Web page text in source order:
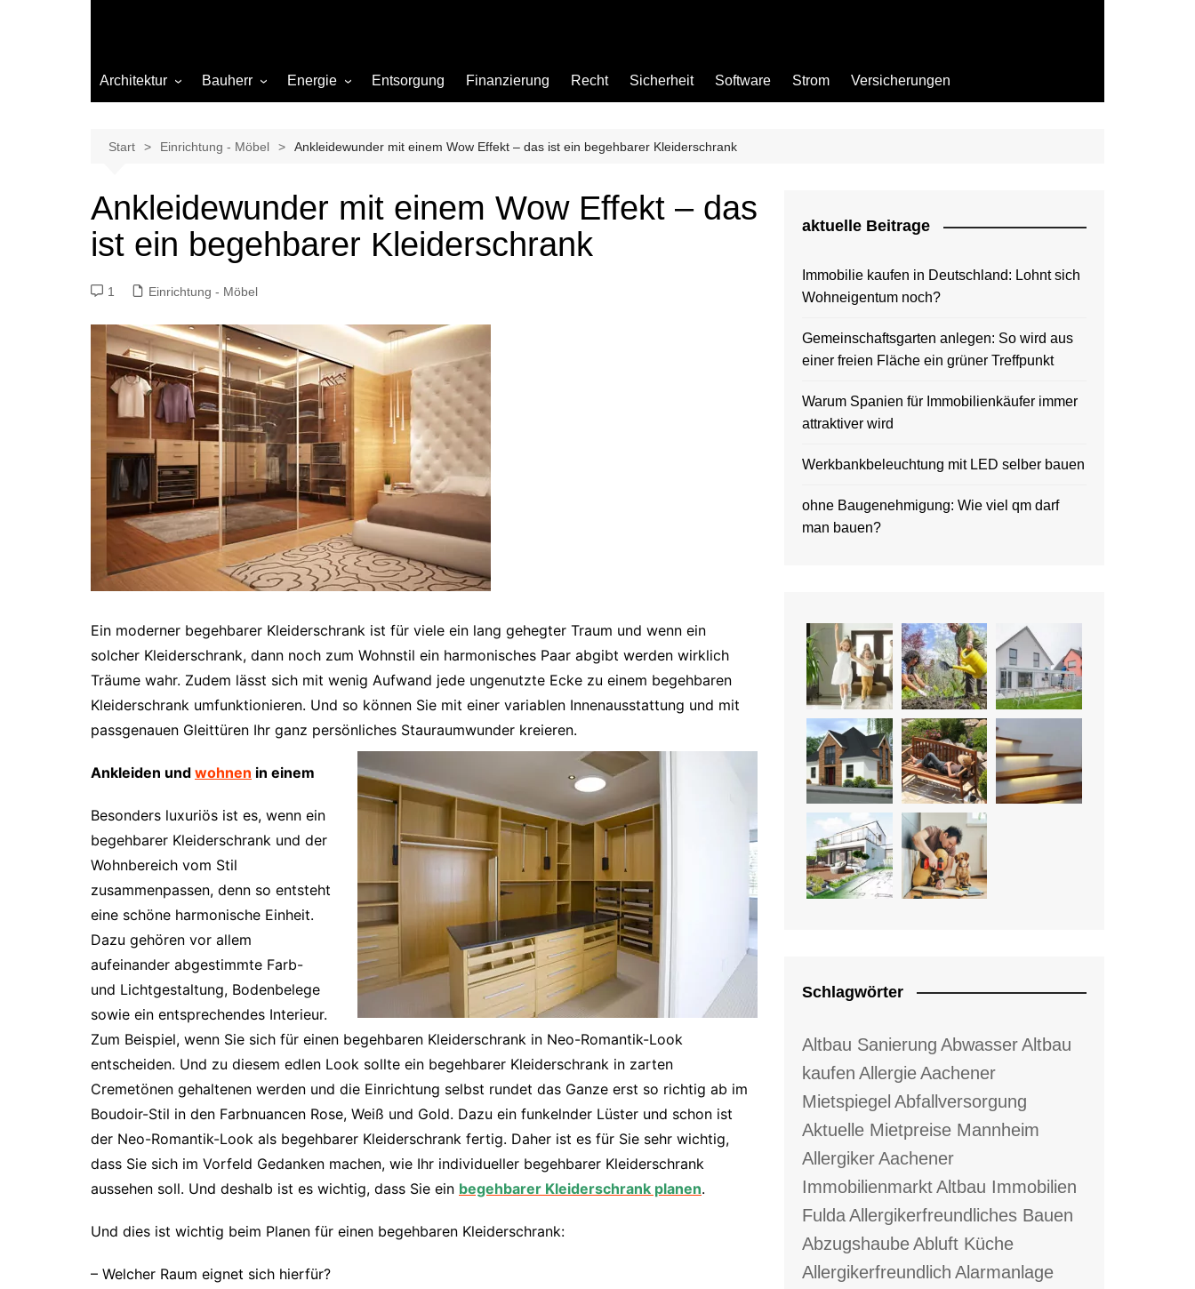
Architektur Bauherr
Beleuchtung
Büro
Garten
Materialien
Ökologisch bauen
Renovierung
Sanierung
Hygiene
Energie
Gas
Entsorgung Finanzierung Recht Sicherheit Software Strom Versicherungen
Start Einrichtung - Möbel Ankleidewunder mit einem Wow Effekt – das ist ein begehbarer Kleiderschrank
Ankleidewunder mit einem Wow Effekt – das
ist ein begehbarer Kleiderschrank
1 Einrichtung - Möbel
Ein moderner begehbarer Kleiderschrank ist für viele ein lang gehegter Traum und wenn ein
solcher Kleiderschrank, dann noch zum Wohnstil ein harmonisches Paar abgibt werden wirklich
Träume wahr. Zudem lässt sich mit wenig Aufwand jede ungenutzte Ecke zu einem begehbaren
Kleiderschrank umfunktionieren. Und so können Sie mit einer variablen Innenausstattung und mit
passgenauen Gleittüren Ihr ganz persönliches Stauraumwunder kreieren.
Ankleiden und wohnen in einem
Besonders luxuriös ist es, wenn ein
begehbarer Kleiderschrank und der
Wohnbereich vom Stil
zusammenpassen, denn so entsteht
eine schöne harmonische Einheit.
Dazu gehören vor allem
aufeinander abgestimmte Farb-
und Lichtgestaltung, Bodenbelege
sowie ein entsprechendes Interieur.
Zum Beispiel, wenn Sie sich für einen begehbaren Kleiderschrank in Neo-Romantik-Look
entscheiden. Und zu diesem edlen Look sollte ein begehbarer Kleiderschrank in zarten
Cremetönen gehaltenen werden und die Einrichtung selbst rundet das Ganze erst so richtig ab im
Boudoir-Stil in den Farbnuancen Rose, Weiß und Gold. Dazu ein funkelnder Lüster und schon ist
der Neo-Romantik-Look als begehbarer Kleiderschrank fertig. Daher ist es für Sie sehr wichtig,
dass Sie sich im Vorfeld Gedanken machen, wie Ihr individueller begehbarer Kleiderschrank
aussehen soll. Und deshalb ist es wichtig, dass Sie ein begehbarer Kleiderschrank planen.
Und dies ist wichtig beim Planen für einen begehbaren Kleiderschrank:
– Welcher Raum eignet sich hierfür?
aktuelle Beitrage
Immobilie kaufen in Deutschland: Lohnt sich
Wohneigentum noch?
Gemeinschaftsgarten anlegen: So wird aus
einer freien Fläche ein grüner Treffpunkt
Warum Spanien für Immobilienkäufer immer
attraktiver wird
Werkbankbeleuchtung mit LED selber bauen
ohne Baugenehmigung: Wie viel qm darf
man bauen?
Schlagwörter
Altbau Sanierung AbwasserAltbau
kaufen AllergieAachener
Mietspiegel Abfallversorgung
Aktuelle Mietpreise Mannheim
AllergikerAachener
ImmobilienmarktAltbau Immobilien
FuldaAllergikerfreundliches Bauen
AbzugshaubeAbluft Küche
Allergikerfreundlich Alarmanlage